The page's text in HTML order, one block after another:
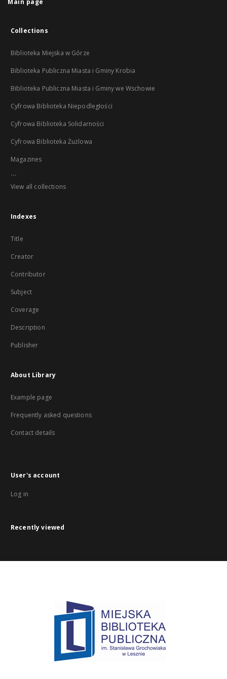
Main page
Collections
Biblioteka Miejska w Górze
Biblioteka Publiczna Miasta i Gminy Krobia
Biblioteka Publiczna Miasta i Gminy we Wschowie
Cyfrowa Biblioteka Niepodległości
Cyfrowa Biblioteka Solidarności
Cyfrowa Biblioteka Żużlowa
Magazines
...
View all collections
Indexes
Title
Creator
Contributor
Subject
Coverage
Description
Publisher
About Library
Example page
Frequently asked questions
Contact details
User's account
Log in
Recently viewed